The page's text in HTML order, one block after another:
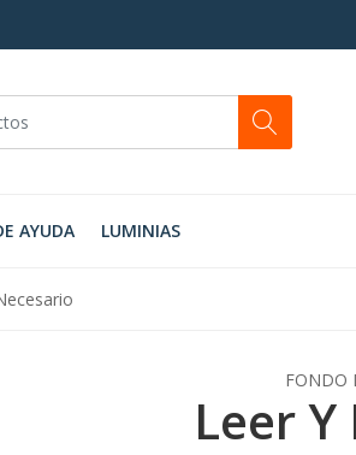
AYUDA LUMINIAS
FONDO
Leer Y